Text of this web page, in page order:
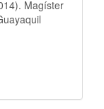
Magíster